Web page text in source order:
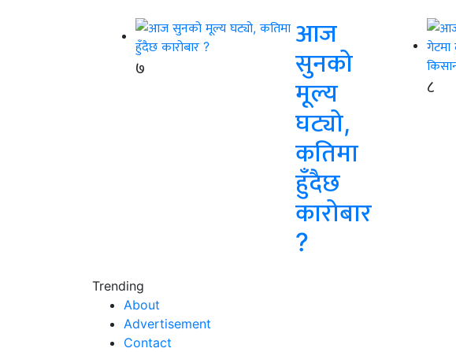
७
आज
सुनको
मूल्य
घट्यो,
कतिमा
हुँदैछ
कारोबार
?
८
Trending
About
Advertisement
Contact